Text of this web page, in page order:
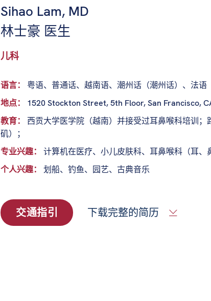
Sihao Lam, MD
林士豪 医生
儿科
语言： 粤语、普通话、越南语、潮州话（潮州话）、法语
地点：
1520 Stockton Street, 5th Floor, San Francisco,
教育：
西贡大学医学院（越南）并接受过耳鼻喉科培训
矶）；
专业兴趣：
计算机在医疗、小儿皮肤科、耳鼻喉科（耳、
个人兴趣：
划船、钓鱼、园艺、古典音乐
交通指引 下载完整的简历